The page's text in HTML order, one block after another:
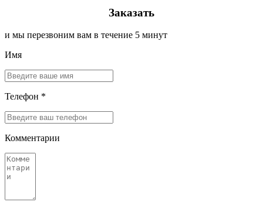
Заказать
и мы перезвоним вам в течение 5 минут
Имя
Телефон *
Комментарии